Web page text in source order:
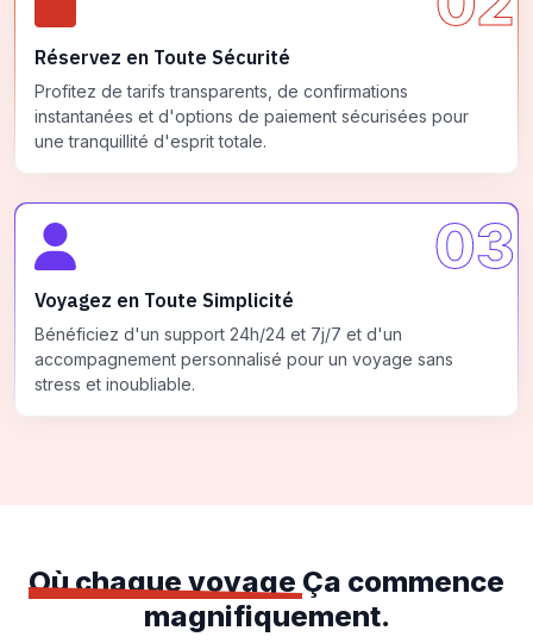
Réservez en Toute Sécurité
Profitez de tarifs transparents, de confirmations
instantanées et d'options de paiement sécurisées pour
une tranquillité d'esprit totale.
03
Voyagez en Toute Simplicité
Bénéficiez d'un support 24h/24 et 7j/7 et d'un
accompagnement personnalisé pour un voyage sans
stress et inoubliable.
Où chaque voyage Ça commence
magnifiquement.